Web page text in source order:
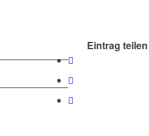
Eintrag teilen